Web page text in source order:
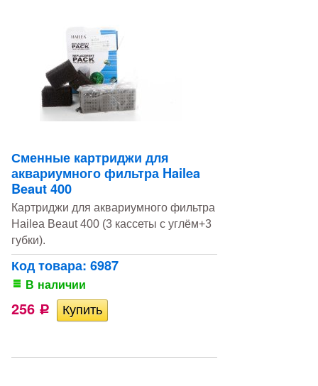
Сменные картриджи для
аквариумного фильтра Hailea
Beaut 400
Картриджи для аквариумного фильтра
Hailea Beaut 400 (3 кассеты с углём+3
губки).
Код товара: 6987
В наличии
256 Р